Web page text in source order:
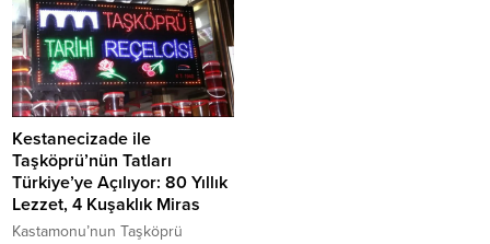
Kestanecizade ile
Taşköprü’nün Tatları
Türkiye’ye Açılıyor: 80 Yıllık
Lezzet, 4 Kuşaklık Miras
Kastamonu’nun Taşköprü